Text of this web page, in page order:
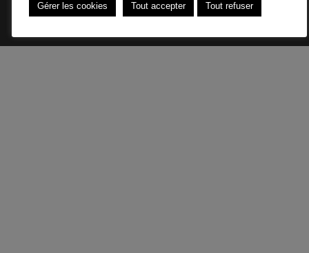
POLITIQUE COOKIES
Gérer les cookies Tout accepter Tout refuser